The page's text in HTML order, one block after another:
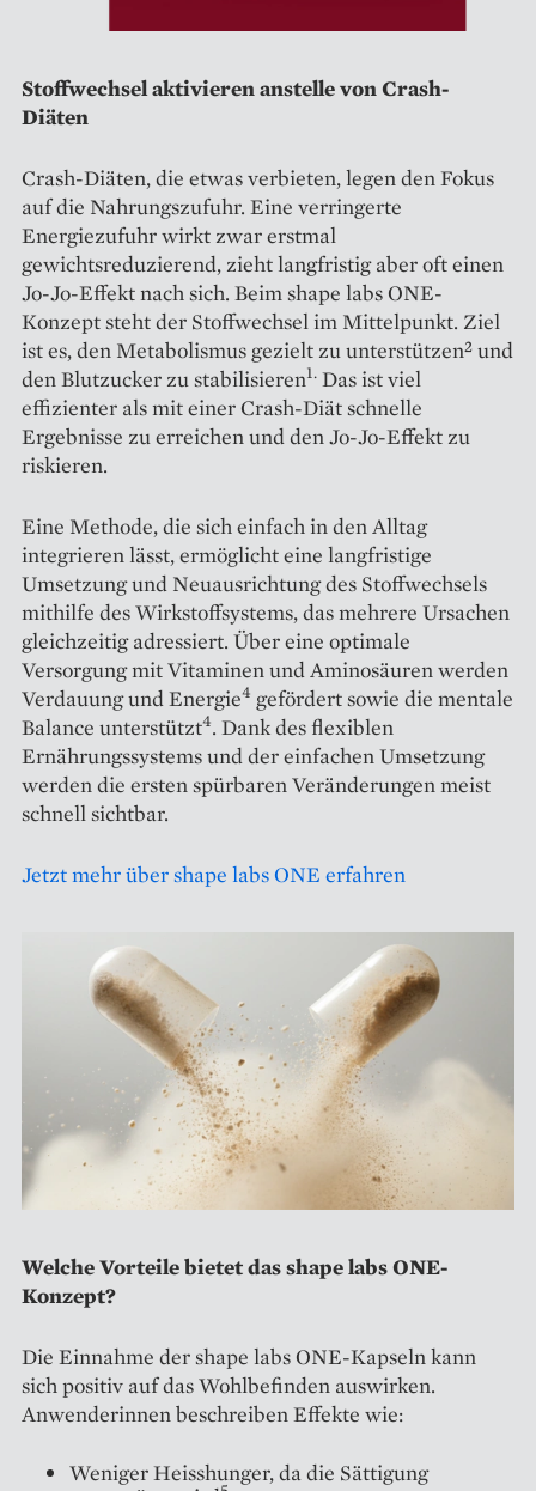
Stoffwechsel aktivieren anstelle von Crash-
Diäten
Crash-Diäten, die etwas verbieten, legen den Fokus
auf die Nahrungszufuhr. Eine verringerte
Energiezufuhr wirkt zwar erstmal
gewichtsreduzierend, zieht langfristig aber oft einen
Jo-Jo-Effekt nach sich. Beim shape labs ONE-
Konzept steht der Stoffwechsel im Mittelpunkt. Ziel
ist es, den Metabolismus gezielt zu unterstützen² und
den Blutzucker zu stabilisieren1. Das ist viel
effizienter als mit einer Crash-Diät schnelle
Ergebnisse zu erreichen und den Jo-Jo-Effekt zu
riskieren.
Eine Methode, die sich einfach in den Alltag
integrieren lässt, ermöglicht eine langfristige
Umsetzung und Neuausrichtung des Stoffwechsels
mithilfe des Wirkstoffsystems, das mehrere Ursachen
gleichzeitig adressiert. Über eine optimale
Versorgung mit Vitaminen und Aminosäuren werden
Verdauung und Energie4 gefördert sowie die mentale
Balance unterstützt4. Dank des flexiblen
Ernährungssystems und der einfachen Umsetzung
werden die ersten spürbaren Veränderungen meist
schnell sichtbar.
Jetzt mehr über shape labs ONE erfahren
Welche Vorteile bietet das shape labs ONE-
Konzept?
Die Einnahme der shape labs ONE-Kapseln kann
sich positiv auf das Wohlbefinden auswirken.
Anwenderinnen beschreiben Effekte wie:
Weniger Heisshunger, da die Sättigung